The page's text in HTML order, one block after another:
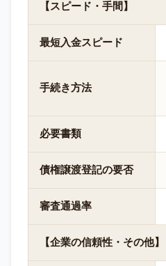
【スピード・手間】
最短入金スピード
手続き方法
必要書類
債権譲渡登記の要否
審査通過率
【企業の信頼性・その他】